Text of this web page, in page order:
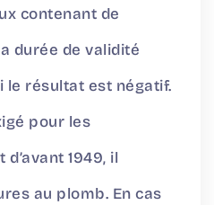
contenant de
durée de validité
le résultat est négatif.
pour les
1949, il
au plomb. En cas